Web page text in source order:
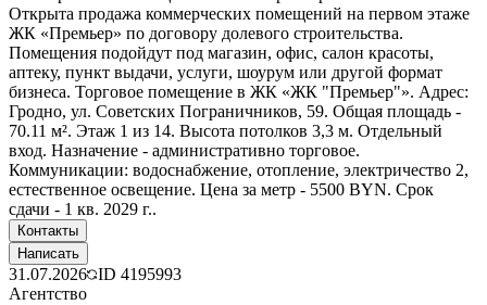
Открыта продажа коммерческих помещений на первом этаже
ЖК «Премьер» по договору долевого строительства.
Помещения подойдут под магазин, офис, салон красоты,
аптеку, пункт выдачи, услуги, шоурум или другой формат
бизнеса. Торговое помещение в ЖК «ЖК "Премьер"». Адрес:
Гродно, ул. Советских Пограничников, 59. Общая площадь -
70.11 м². Этаж 1 из 14. Высота потолков 3,3 м. Отдельный
вход. Назначение - административно торговое.
Коммуникации: водоснабжение, отопление, электричество 2,
естественное освещение. Цена за метр - 5500 BYN. Срок
сдачи - 1 кв. 2029 г..
Контакты
Написать
31.07.2026 ID 4195993
Агентство